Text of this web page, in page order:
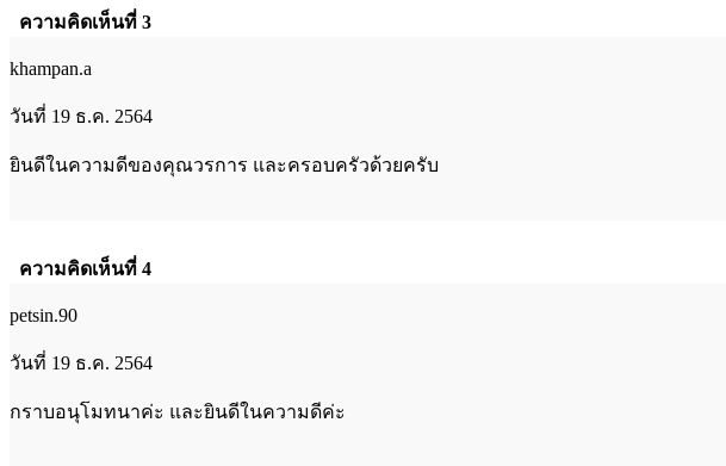
ความคิดเห็นที่ 3
khampan.a
วันที่ 19 ธ.ค. 2564
ยินดีในความดีของคุณวรการ และครอบครัวด้วยครับ
ความคิดเห็นที่ 4
petsin.90
วันที่ 19 ธ.ค. 2564
กราบอนุโมทนาค่ะ และยินดีในความดีค่ะ